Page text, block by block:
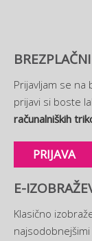
Prijavljam se na
prijavi si boste
računalniških
PRIJAVA
E-
Klasično